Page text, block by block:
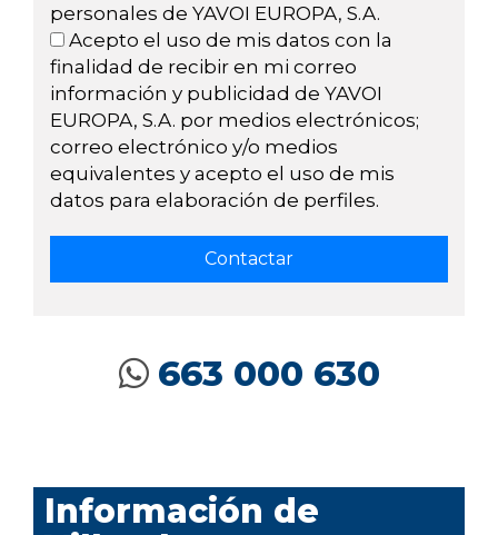
personales de YAVOI EUROPA, S.A.
Acepto el uso de mis datos con la
finalidad de recibir en mi correo
información y publicidad de YAVOI
EUROPA, S.A. por medios electrónicos;
correo electrónico y/o medios
equivalentes y acepto el uso de mis
datos para elaboración de perfiles.
663 000 630
Información de